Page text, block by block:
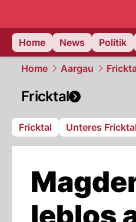
Home
News Politik
Home Aargau
Fricktal
Fricktal Unteres